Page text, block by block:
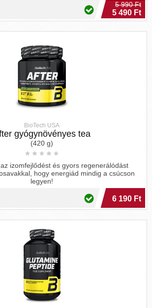
5 990 Ft
5 490 Ft
BioTech USA
gyógynövényes tea
(420 g)
izomfejlődést és gyors regenerálódást
hogy energiád mindig a csúcson
legyen!
6 190 Ft